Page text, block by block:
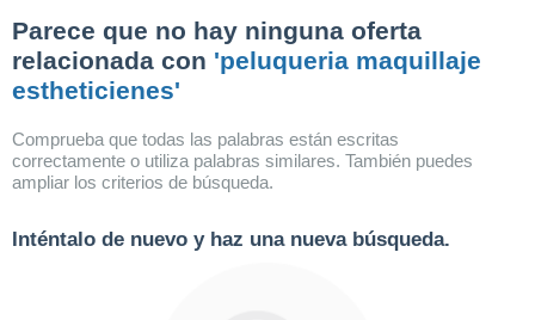
Parece que no hay ninguna oferta
relacionada con 'peluqueria maquillaje
estheticienes'
Comprueba que todas las palabras están escritas
correctamente o utiliza palabras similares. También puedes
ampliar los criterios de búsqueda.
Inténtalo de nuevo y haz una nueva búsqueda.